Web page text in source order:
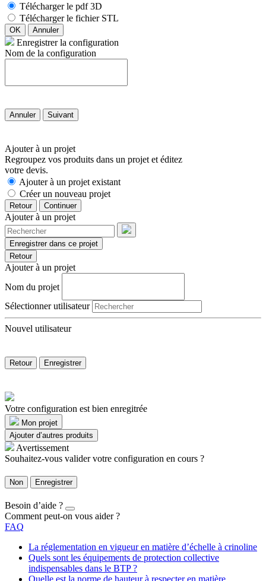
Télécharger le pdf 3D
Télécharger le fichier STL
OK Annuler
Enregistrer la configuration
Nom de la configuration
Annuler Suivant
Ajouter à un projet
Regroupez vos produits dans un projet et éditez
votre devis.
Ajouter à un projet existant
Créer un nouveau projet
Retour Continuer
Ajouter à un projet
Enregistrer dans ce projet
Retour
Ajouter à un projet
Nom du projet
Sélectionner utilisateur
Nouvel utilisateur
Retour Enregistrer
Votre configuration est bien enregitrée
Mon projet
Ajouter d’autres produits
Avertissement
Souhaitez-vous valider votre configuration en cours ?
Non Enregistrer
Besoin d’aide ?
Comment peut-on vous aider ?
FAQ
La réglementation en vigueur en matière d’échelle à crinoline
Quels sont les équipements de protection collective
indispensables dans le BTP ?
Quelle est la norme de hauteur à respecter en matière